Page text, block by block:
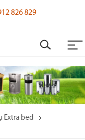
826 829
Extra bed